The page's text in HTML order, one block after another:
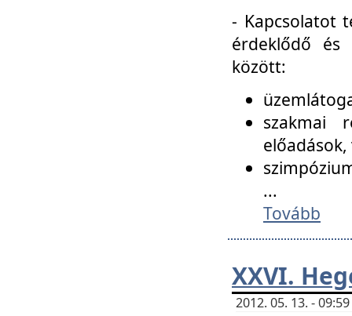
- Kapcsolatot
érdeklődő és
között:
szakmai
...
Tovább
XXVI.
2012. 05. 13. -